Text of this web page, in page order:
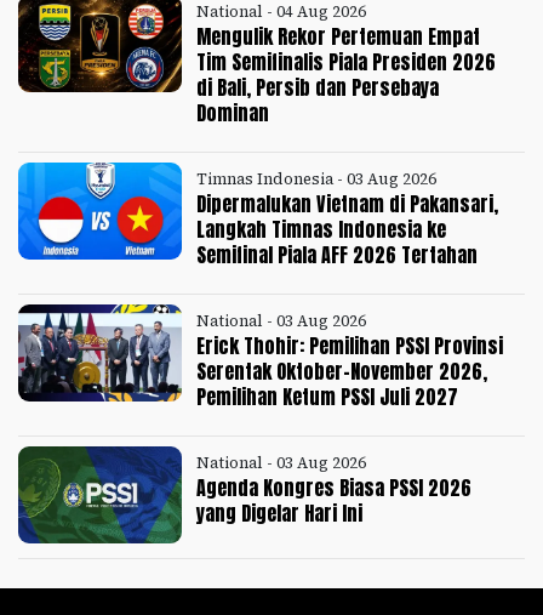
National - 04 Aug 2026
Mengulik Rekor Pertemuan Empat
Tim Semifinalis Piala Presiden 2026
di Bali, Persib dan Persebaya
Dominan
Timnas Indonesia - 03 Aug 2026
Dipermalukan Vietnam di Pakansari,
Langkah Timnas Indonesia ke
Semifinal Piala AFF 2026 Tertahan
National - 03 Aug 2026
Erick Thohir: Pemilihan PSSI Provinsi
Serentak Oktober-November 2026,
Pemilihan Ketum PSSI Juli 2027
National - 03 Aug 2026
Agenda Kongres Biasa PSSI 2026
yang Digelar Hari Ini